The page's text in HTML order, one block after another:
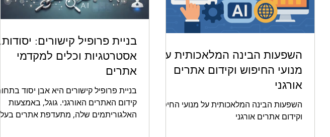
השפעות הבינה המלאכותית על
מנועי החיפוש וקידום אתרים
אורגני
השפעות הבינה המלאכותית על מנועי החיפוש
וקידום אתרים אורגני
בניית פרופיל קישורים: יסודות,
אסטרטגיות וכלים למקדמי
אתרים
בניית פרופיל קישורים היא אבן יסוד בתחום
קידום האתרים האורגני. גוגל, באמצעות
האלגוריתמים שלה, מתעדפת אתרים בעלי